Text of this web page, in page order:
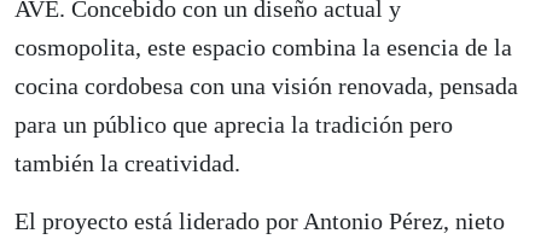
AVE. Concebido con un diseño actual y
cosmopolita, este espacio combina la esencia de la
cocina cordobesa con una visión renovada, pensada
para un público que aprecia la tradición pero
también la creatividad.
El proyecto está liderado por Antonio Pérez, nieto